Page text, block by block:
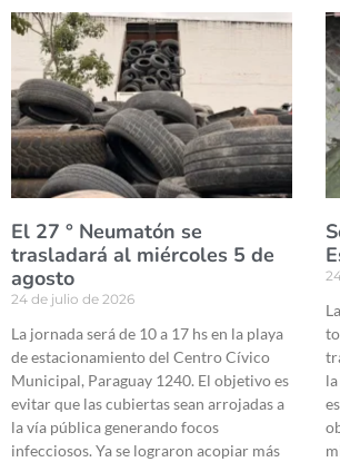
El 27 ° Neumatón se
trasladará al miércoles 5 de
agosto
24 de julio de 2026
La jornada será de 10 a 17 hs en la playa
de estacionamiento del Centro Cívico
Municipal, Paraguay 1240. El objetivo es
evitar que las cubiertas sean arrojadas a
la vía pública generando focos
infecciosos. Ya se lograron acopiar más